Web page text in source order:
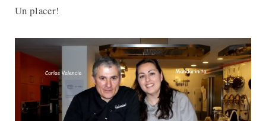
Un placer!